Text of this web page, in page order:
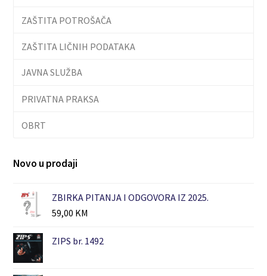
ZAŠTITA POTROŠAČA
ZAŠTITA LIČNIH PODATAKA
JAVNA SLUŽBA
PRIVATNA PRAKSA
OBRT
Novo u prodaji
ZBIRKA PITANJA I ODGOVORA IZ 2025.
59,00 KM
ZIPS br. 1492